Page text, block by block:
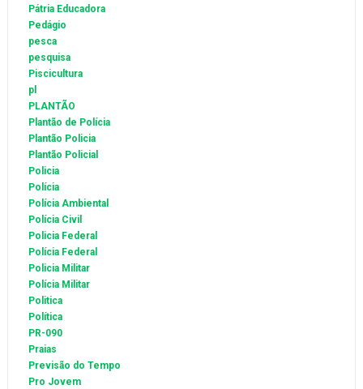
Pátria Educadora
Pedágio
pesca
pesquisa
Piscicultura
pl
PLANTÃO
Plantão de Polícia
Plantão Policia
Plantão Policial
Policia
Polícia
Polícia Ambiental
Polícia Civil
Policia Federal
Polícia Federal
Policia Militar
Polícia Militar
Politica
Política
PR-090
Praias
Previsão do Tempo
Pro Jovem